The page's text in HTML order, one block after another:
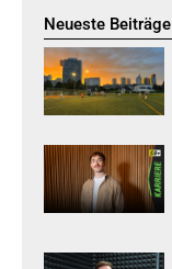
Neueste Beiträge